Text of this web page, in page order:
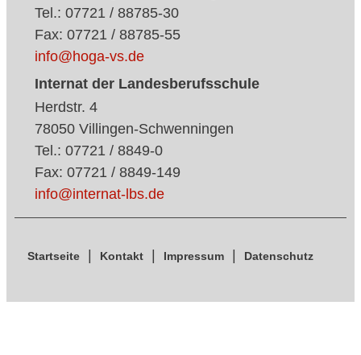
Tel.: 07721 / 88785-30
Fax: 07721 / 88785-55
info@hoga-vs.de
Internat der Landesberufsschule
Herdstr. 4
78050 Villingen-Schwenningen
Tel.: 07721 / 8849-0
Fax: 07721 / 8849-149
info@internat-lbs.de
Startseite Kontakt Impressum Datenschutz